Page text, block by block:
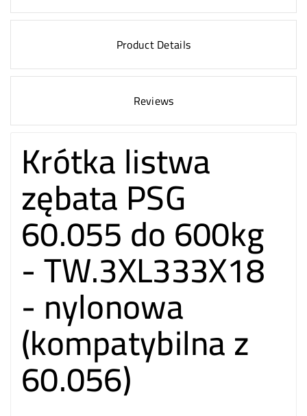
Product Details
Reviews
Krótka listwa
zębata PSG
60.055 do 600kg
- TW.3XL333X18
- nylonowa
(kompatybilna z
60.056)